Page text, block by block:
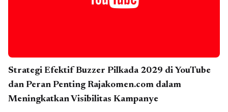
Strategi Efektif Buzzer Pilkada 2029 di YouTube
dan Peran Penting Rajakomen.com dalam
Meningkatkan Visibilitas Kampanye